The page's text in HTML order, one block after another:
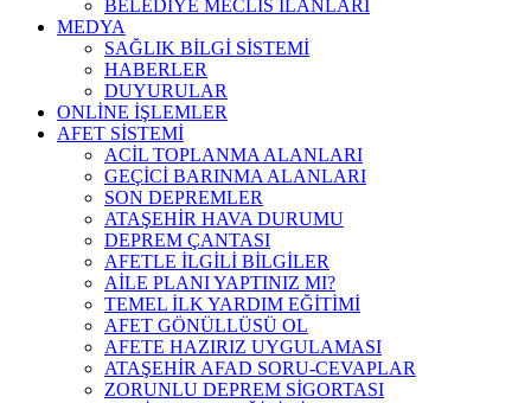
BELEDİYE MECLİS İLANLARI
MEDYA
SAĞLIK BİLGİ SİSTEMİ
HABERLER
DUYURULAR
ONLİNE İŞLEMLER
AFET SİSTEMİ
ACİL TOPLANMA ALANLARI
GEÇİCİ BARINMA ALANLARI
SON DEPREMLER
ATAŞEHİR HAVA DURUMU
DEPREM ÇANTASI
AFETLE İLGİLİ BİLGİLER
AİLE PLANI YAPTINIZ MI?
TEMEL İLK YARDIM EĞİTİMİ
AFET GÖNÜLLÜSÜ OL
AFETE HAZIRIZ UYGULAMASI
ATAŞEHİR AFAD SORU-CEVAPLAR
ZORUNLU DEPREM SİGORTASI